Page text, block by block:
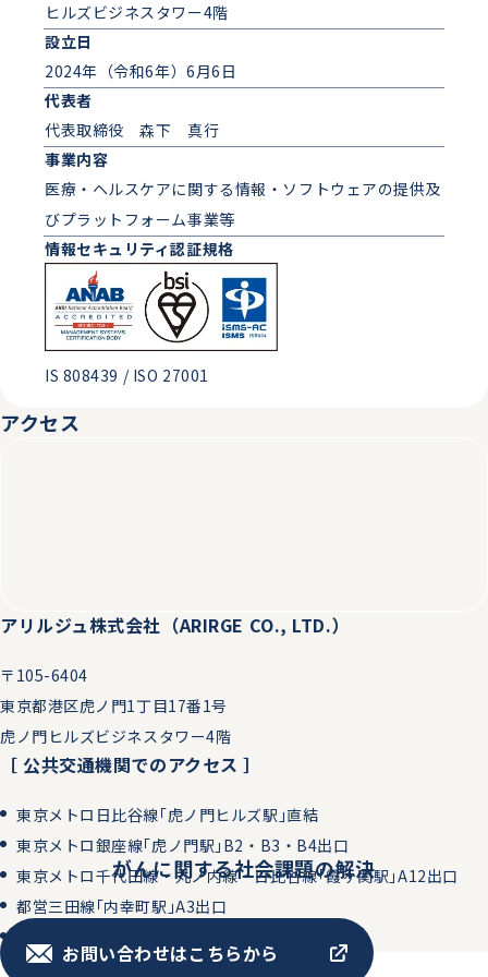
いてのインタビュー記事が掲載されました。
2024.08.01 ニュースリリース
アリルジュLEARNING 「第9回 HRテクノロジー大賞」を
受賞
2024.07.22 メディア掲載
テレ東「ニッポン！こんな未来があるなんて ～巨大企業の
変革プロジェクト～」に、アリルジュの治療と仕事の両立
に関する取り組みを紹介いただきました。
2024.07.01 ニュースリリース
コーポレートサイトを公開
ヒルズビジネスタワー4階
設立日
2024年（令和6年）6月6日
代表者
代表取締役 森下 真行
事業内容
医療・ヘルスケアに関する情報・ソフトウェアの提供及
びプラットフォーム事業等​
情報セキュリティ認証規格
IS 808439 / ISO 27001
アクセス
アリルジュ株式会社（ARIRGE CO., LTD.）
〒105-6404
東京都港区虎ノ門1丁目17番1号
虎ノ門ヒルズビジネスタワー4階​
［ 公共交通機関でのアクセス ］
東京メトロ日比谷線｢虎ノ門ヒルズ駅｣直結
東京メトロ銀座線｢虎ノ門駅｣B2・B3・B4出口
東京メトロ千代田線・丸ノ内線・日比谷線｢霞ヶ関駅｣A12出口
都営三田線｢内幸町駅｣A3出口
がんに関する社会課題の解決
お問い合わせはこちらから